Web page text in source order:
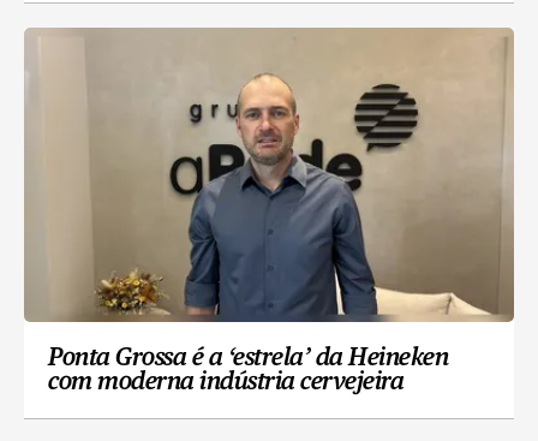
Ponta Grossa é a ‘estrela’ da Heineken
com moderna indústria cervejeira